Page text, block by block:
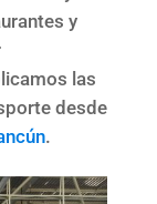
y
las
desde
.